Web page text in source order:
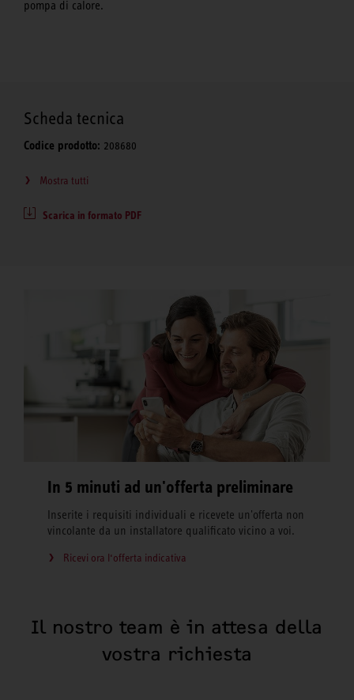
pompa di calore.
Scheda tecnica
Codice prodotto: 208680
Mostra tutti
Scarica in formato PDF
In 5 minuti ad un'offerta preliminare
Inserite i requisiti individuali e ricevete un'offerta non
vincolante da un installatore qualificato vicino a voi.
Ricevi ora l‘offerta indicativa
Il nostro team è in attesa della
vostra richiesta